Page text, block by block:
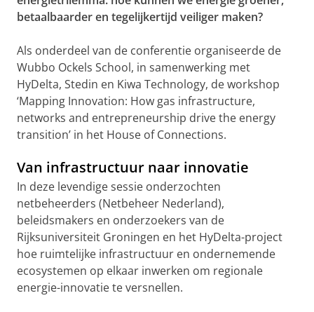
betaalbaarder en tegelijkertijd veiliger maken?
Als onderdeel van de conferentie organiseerde de
Wubbo Ockels School, in samenwerking met
HyDelta, Stedin en Kiwa Technology, de workshop
‘Mapping Innovation: How gas infrastructure,
networks and entrepreneurship drive the energy
transition’ in het House of Connections.
Van infrastructuur naar innovatie
In deze levendige sessie onderzochten
netbeheerders (Netbeheer Nederland),
beleidsmakers en onderzoekers van de
Rijksuniversiteit Groningen en het HyDelta-project
hoe ruimtelijke infrastructuur en ondernemende
ecosystemen op elkaar inwerken om regionale
energie-innovatie te versnellen.